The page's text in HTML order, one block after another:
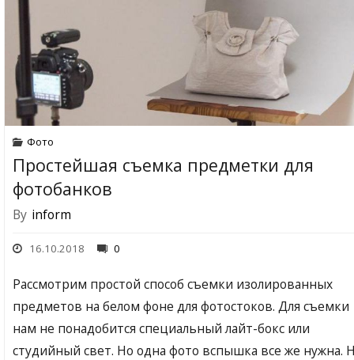
Фото
Простейшая съемка предметки для
фотобанков
By inform
16.10.2018 0
Рассмотрим простой способ съемки изолированных
предметов на белом фоне для фотостоков. Для съемки
нам не понадобится специальный лайт-бокс или
студийный свет. Но одна фото вспышка все же нужна.